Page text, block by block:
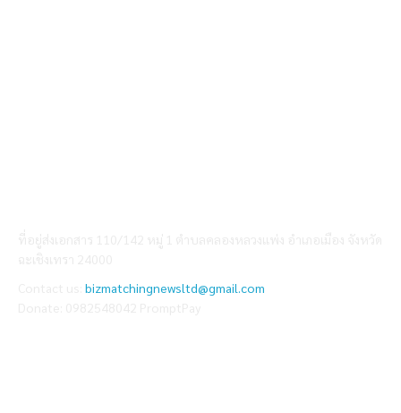
bizmatchingnewsltd@gmail.com